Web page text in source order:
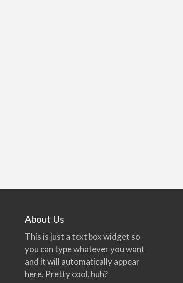
About Us
This is just a text box widget so
you can type whatever you want
and it will automatically appear
here. Pretty cool, huh?